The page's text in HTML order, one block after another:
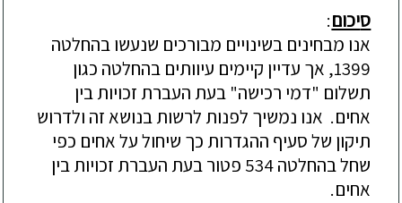
סיכום:
אנו מבחינים בשינויים מבורכים שנעשו בהחלטה
1399, אך עדיין קיימים עיוותים בהחלטה כגון
תשלום "דמי רכישה" בעת העברת זכויות בין
אחים. אנו נמשיך לפנות לרשות בנושא זה ולדרוש
תיקון של סעיף ההגדרות כך שיחול על אחים כפי
שחל בהחלטה 534 פטור בעת העברת זכויות בי
ן
אחים.